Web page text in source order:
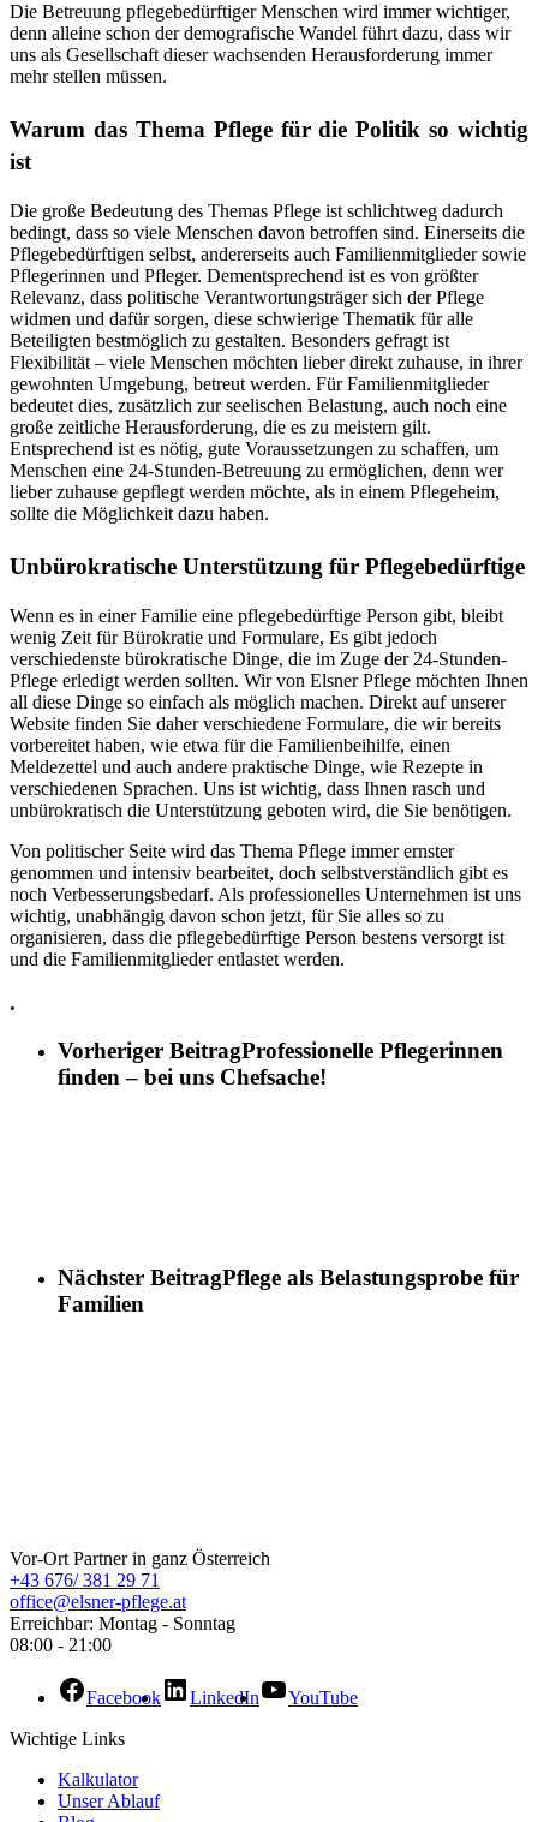
Die Betreuung pflegebedürftiger Menschen wird immer wichtiger,
denn alleine schon der demografische Wandel führt dazu, dass wir
uns als Gesellschaft dieser wachsenden Herausforderung immer
mehr stellen müssen.
Warum das Thema Pflege für die Politik so wichtig
ist
Die große Bedeutung des Themas Pflege ist schlichtweg dadurch
bedingt, dass so viele Menschen davon betroffen sind. Einerseits die
Pflegebedürftigen selbst, andererseits auch Familienmitglieder sowie
Pflegerinnen und Pfleger. Dementsprechend ist es von größter
Relevanz, dass politische Verantwortungsträger sich der Pflege
widmen und dafür sorgen, diese schwierige Thematik für alle
Beteiligten bestmöglich zu gestalten. Besonders gefragt ist
Flexibilität – viele Menschen möchten lieber direkt zuhause, in ihrer
gewohnten Umgebung, betreut werden. Für Familienmitglieder
bedeutet dies, zusätzlich zur seelischen Belastung, auch noch eine
große zeitliche Herausforderung, die es zu meistern gilt.
Entsprechend ist es nötig, gute Voraussetzungen zu schaffen, um
Menschen eine 24-Stunden-Betreuung zu ermöglichen, denn wer
lieber zuhause gepflegt werden möchte, als in einem Pflegeheim,
sollte die Möglichkeit dazu haben.
Unbürokratische Unterstützung für Pflegebedürftige
Wenn es in einer Familie eine pflegebedürftige Person gibt, bleibt
wenig Zeit für Bürokratie und Formulare, Es gibt jedoch
verschiedenste bürokratische Dinge, die im Zuge der 24-Stunden-
Pflege erledigt werden sollten. Wir von Elsner Pflege möchten Ihnen
all diese Dinge so einfach als möglich machen. Direkt auf unserer
Website finden Sie daher verschiedene Formulare, die wir bereits
vorbereitet haben, wie etwa für die Familienbeihilfe, einen
Meldezettel und auch andere praktische Dinge, wie Rezepte in
verschiedenen Sprachen. Uns ist wichtig, dass Ihnen rasch und
unbürokratisch die Unterstützung geboten wird, die Sie benötigen.
Von politischer Seite wird das Thema Pflege immer ernster
genommen und intensiv bearbeitet, doch selbstverständlich gibt es
noch Verbesserungsbedarf. Als professionelles Unternehmen ist uns
wichtig, unabhängig davon schon jetzt, für Sie alles so zu
organisieren, dass die pflegebedürftige Person bestens versorgt ist
und die Familienmitglieder entlastet werden.
.
Vorheriger BeitragProfessionelle Pflegerinnen
finden – bei uns Chefsache!
Nächster BeitragPflege als Belastungsprobe für
Familien
Vor-Ort Partner in ganz Österreich
+43 676/ 381 29 71
office@elsner-pflege.at
Erreichbar: Montag - Sonntag
08:00 - 21:00
Facebook LinkedIn
YouTube
Wichtige Links
Kalkulator
Unser Ablauf